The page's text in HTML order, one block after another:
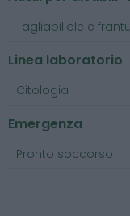
Tagliapillole e
Linea laboratorio
Citologia
Emergenza
Pronto soccorso